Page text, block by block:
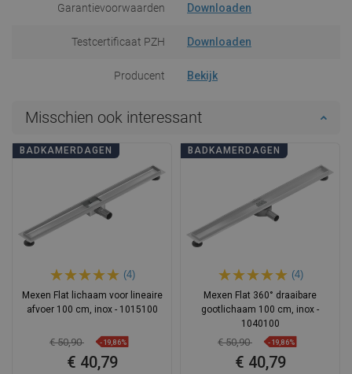
Garantievoorwaarden Downloaden
Testcertificaat PZH Downloaden
Producent Bekijk
Misschien ook interessant
BADKAMERDAGEN
(4)
Mexen Flat lichaam voor lineaire
afvoer 100 cm, inox - 1015100
€ 50,90 -19,86%
€ 40,79
BADKAMERDAGEN
(4)
Mexen Flat 360° draaibare
gootlichaam 100 cm, inox -
1040100
€ 50,90 -19,86%
€ 40,79